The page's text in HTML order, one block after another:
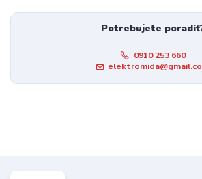
Potrebujete
0910 253 660